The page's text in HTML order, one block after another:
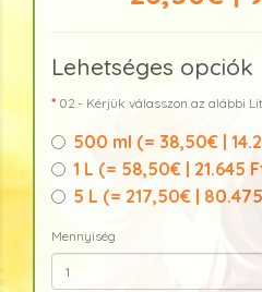
Lehetséges opciók
02.- Kérjük válasszon az alábbi
500 ml (= 38,50€ |
1 L (= 58,50€ | 21.645
5 L (= 217,50€ |
Mennyiség